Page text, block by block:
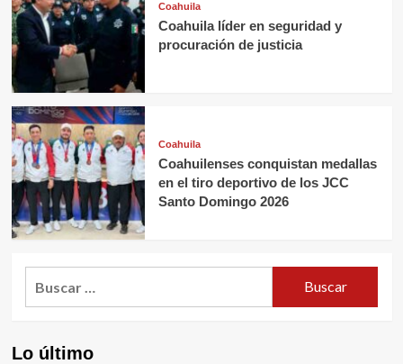
Coahuila
Coahuila líder en seguridad y
procuración de justicia
Coahuila
Coahuilenses conquistan medallas
en el tiro deportivo de los JCC
Santo Domingo 2026
Lo último